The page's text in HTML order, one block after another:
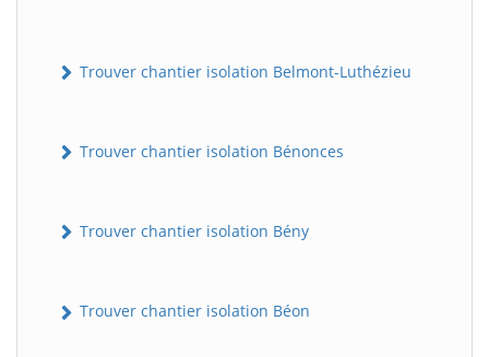
Trouver chantier isolation Belmont-Luthézieu
Trouver chantier isolation Bénonces
Trouver chantier isolation Bény
Trouver chantier isolation Béon